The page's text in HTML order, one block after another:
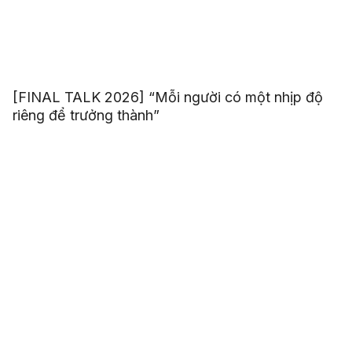
[FINAL TALK 2026] “Mỗi người có một nhịp độ
riêng để trưởng thành”